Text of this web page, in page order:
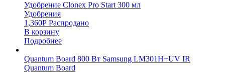
Удобрение Clonex Pro Start 300 мл
Удобрения
1,360Р Распродано
В корзину
Подробнее
Quantum Board 800 Вт Samsung LM301H+UV IR
Quantum Board